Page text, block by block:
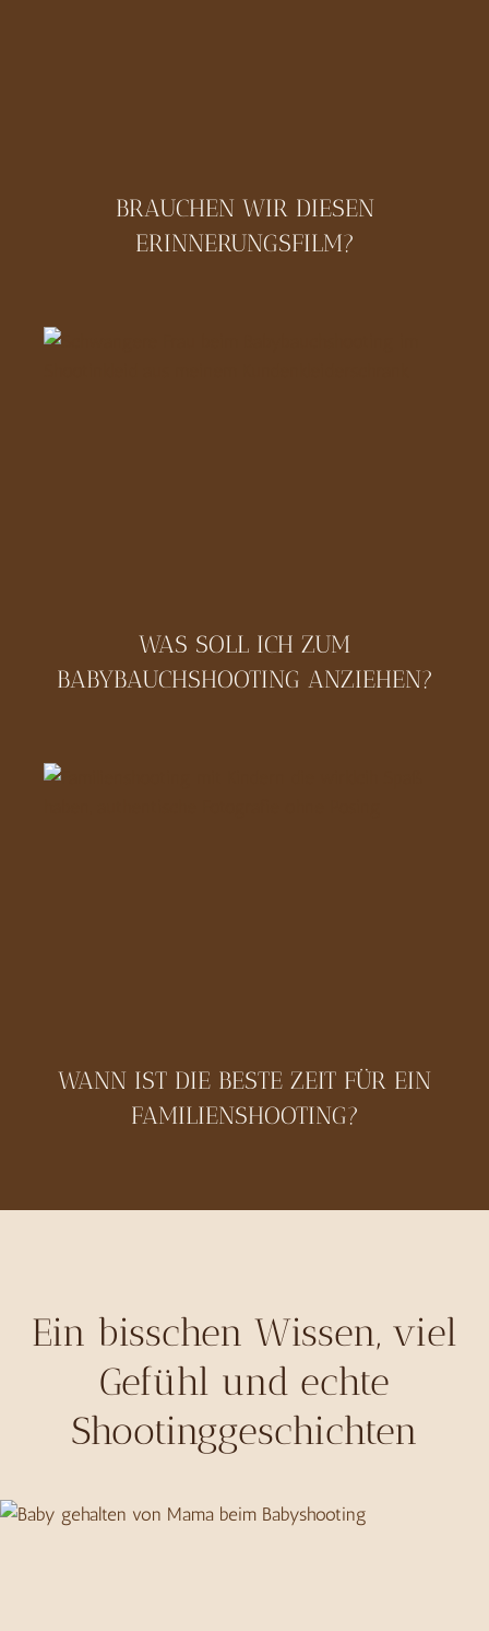
BRAUCHEN WIR DIESEN
ERINNERUNGSFILM?
WAS SOLL ICH ZUM
BABYBAUCHSHOOTING ANZIEHEN?
WANN IST DIE BESTE ZEIT FÜR EIN
FAMILIENSHOOTING?
Ein bisschen Wissen, viel
Gefühl und echte
Shootinggeschichten